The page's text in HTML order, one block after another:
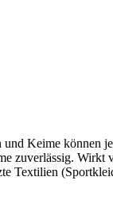
Keime können
zuverlässig. Wirkt
Textilien